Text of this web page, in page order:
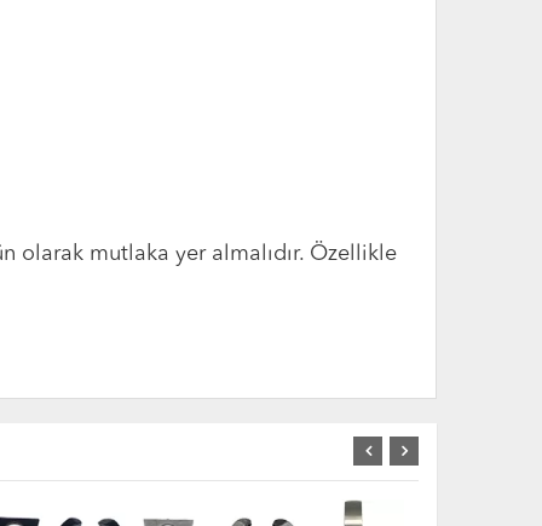
olarak mutlaka yer almalıdır. Özellikle